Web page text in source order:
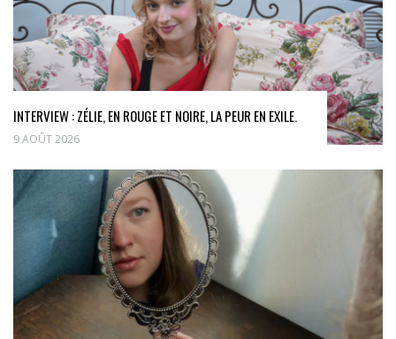
INTERVIEW : ZÉLIE, EN ROUGE ET NOIRE, LA PEUR EN EXILE.
9 AOÛT 2026